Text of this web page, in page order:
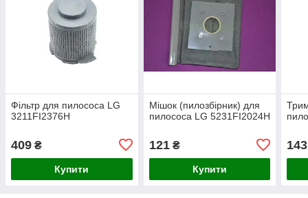
Фільтр для пилососа LG
3211FI2376H
409 ₴
Купити
Мішок (пилозбірник) для
пилососа LG 5231FI2024H
121₴
Купити
143